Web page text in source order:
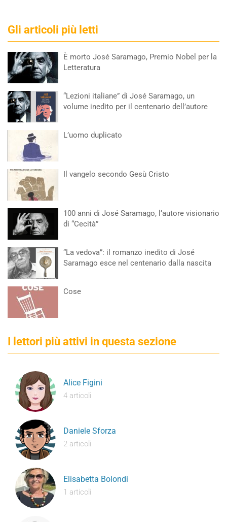
Gli articoli più letti
È morto José Saramago, Premio Nobel per la
Letteratura
“Lezioni italiane” di José Saramago, un
volume inedito per il centenario dell’autore
L’uomo duplicato
Il vangelo secondo Gesù Cristo
100 anni di José Saramago, l’autore visionario
di “Cecità”
“La vedova”: il romanzo inedito di José
Saramago esce nel centenario dalla nascita
Cose
I lettori più attivi in questa sezione
Alice Figini
4 articoli
Daniele Sforza
2 articoli
Elisabetta Bolondi
1 articoli